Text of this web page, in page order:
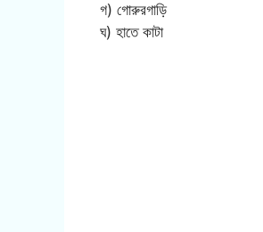
গ) গোরুরগাড়ি
ঘ) হাতে কাটা